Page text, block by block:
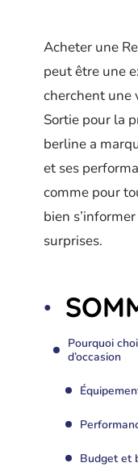
Acheter une
peut être une
cherchent une
Sortie pour la
berline a
et ses
comme pour
bien
surprises.
Pourquoi
d’occasion
Budget et